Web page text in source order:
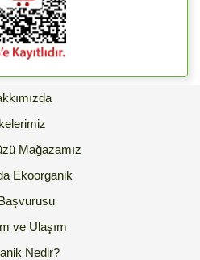
Mağazamız
Ekoorganik
ve Ulaşım
Nedir?